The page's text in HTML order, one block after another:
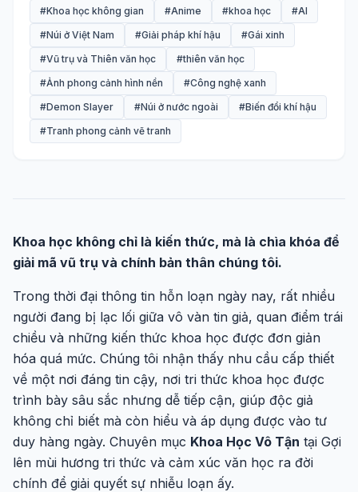
#Khoa học không gian #Anime #khoa học
#AI
#Núi ở Việt Nam
#Giải pháp khí hậu
#Gái xinh
#Vũ trụ và Thiên văn học
#thiên văn học
#Ảnh phong cảnh hình nền
#Công nghệ xanh
#Demon Slayer
#Núi ở nước ngoài
#Biến đổi khí hậu
#Tranh phong cảnh vẽ tranh
Khoa học không chỉ là kiến thức, mà là chìa khóa để
giải mã vũ trụ và chính bản thân chúng tôi.
Trong thời đại thông tin hỗn loạn ngày nay, rất nhiều
người đang bị lạc lối giữa vô vàn tin giả, quan điểm trái
chiều và những kiến thức khoa học được đơn giản
hóa quá mức. Chúng tôi nhận thấy nhu cầu cấp thiết
về một nơi đáng tin cậy, nơi tri thức khoa học được
trình bày sâu sắc nhưng dễ tiếp cận, giúp độc giả
không chỉ biết mà còn hiểu và áp dụng được vào tư
duy hàng ngày. Chuyên mục Khoa Học Vô Tận tại Gợi
lên mùi hương tri thức và cảm xúc văn học ra đời
chính để giải quyết sự nhiễu loạn ấy.